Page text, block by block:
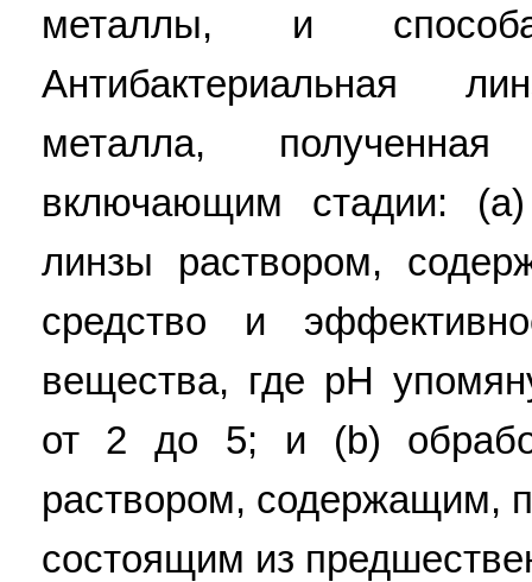
металлы, и
Антибактериальная
металла,
включающим стадии: (а)
линзы раствором,
средство и
вещества, где рН
от 2 до 5; и (b)
раствором, содержащим,
состоящим из